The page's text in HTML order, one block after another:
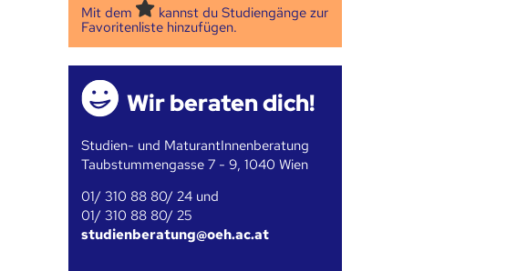
Mit dem
kannst du Studiengänge zur
Favoritenliste hinzufügen.
Wir beraten dich!
Studien- und MaturantInnenberatung
Taubstummengasse 7 - 9, 1040 Wien
01/ 310 88 80/ 24 und
01/ 310 88 80/ 25
studienberatung@oeh.ac.at